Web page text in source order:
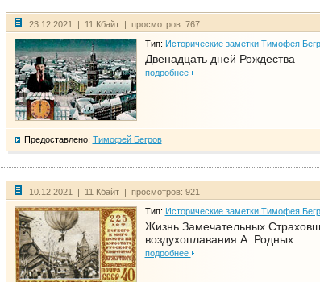
23.12.2021 | 11 Кбайт | просмотров: 767
Тип: Исторические заметки Тимофея
Двенадцать дней Рождества
подробнее
Предоставлено: Тимофей Бегров
10.12.2021 | 11 Кбайт | просмотров: 921
Тип: Исторические заметки Тимофея
Жизнь Замечательных
воздухоплавания А. Родных
подробнее